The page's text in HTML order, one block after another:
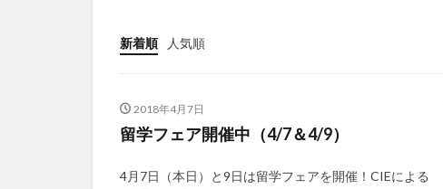
新着順 人気順
2018年4月7日
留学フェア開催中（4/7＆4/9）
4月7日（本日）と9日は留学フェアを開催！CIEによる